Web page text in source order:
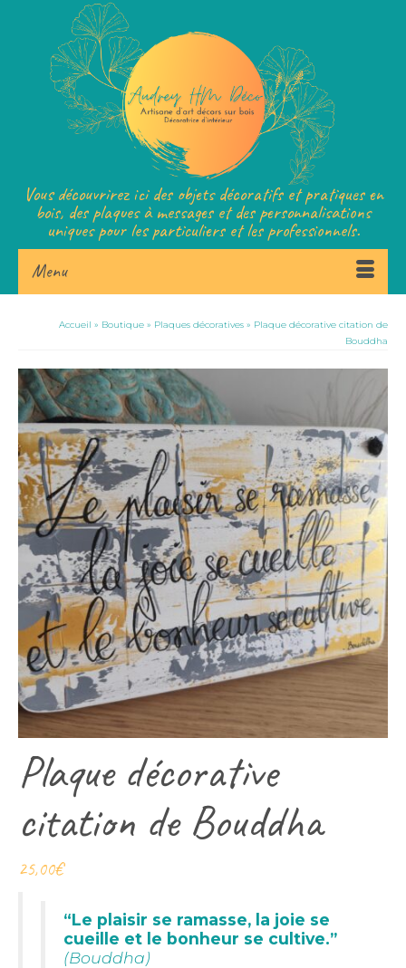
Vous découvrirez ici des objets décoratifs et pratiques en
bois, des plaques à messages et des personnalisations
uniques pour les particuliers et les professionnels.
Menu
Accueil » Boutique » Plaques décoratives » Plaque décorative citation de
Bouddha
Plaque décorative
citation de Bouddha
25,00€
“Le plaisir se ramasse, la joie se
cueille et le bonheur se cultive.”
(Bouddha)